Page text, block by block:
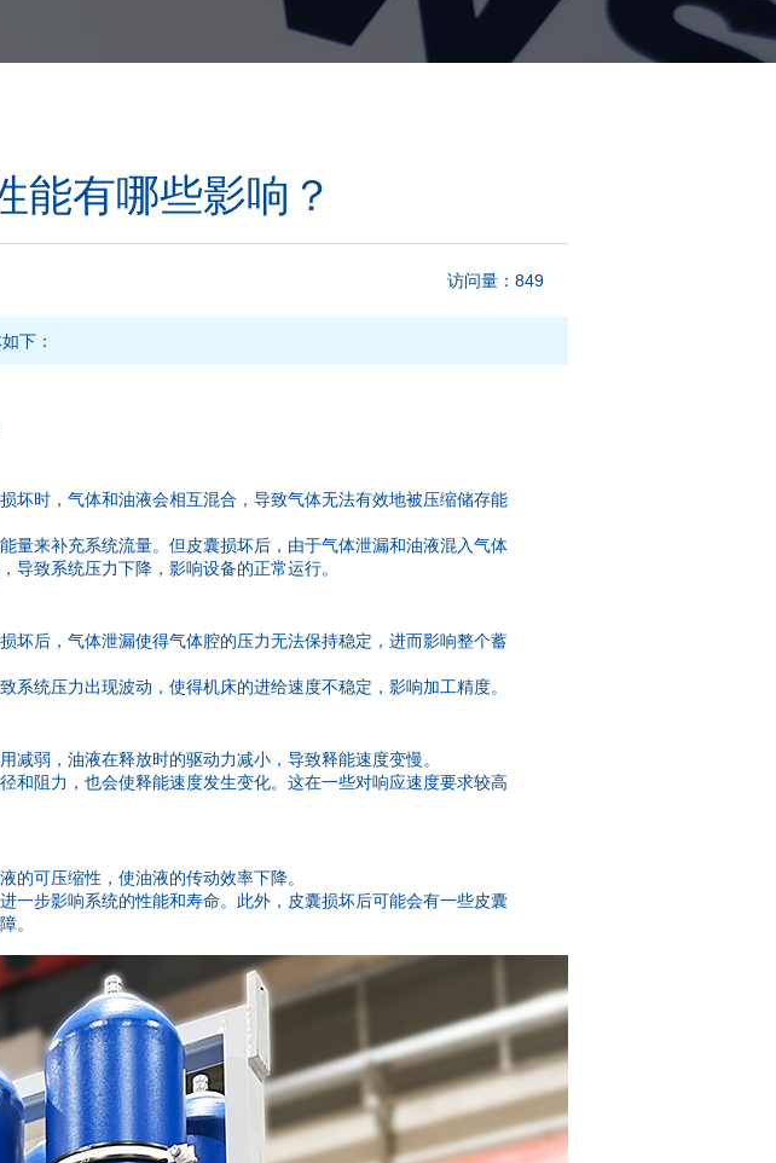
能有哪些影响？
访问量：849
下：
坏时，气体和油液会相互混合，导致气体无法有效地被压缩储存能
量来补充系统流量。但皮囊损坏后，由于气体泄漏和油液混入气体
致系统压力下降，影响设备的正常运行。
坏后，气体泄漏使得气体腔的压力无法保持稳定，进而影响整个蓄
统压力出现波动，使得机床的进给速度不稳定，影响加工精度。
弱，油液在释放时的驱动力减小，导致释能速度变慢。
和阻力，也会使释能速度发生变化。这在一些对响应速度要求较高
的可压缩性，使油液的传动效率下降。
一步影响系统的性能和寿命。此外，皮囊损坏后可能会有一些皮囊
。